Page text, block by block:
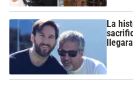
La